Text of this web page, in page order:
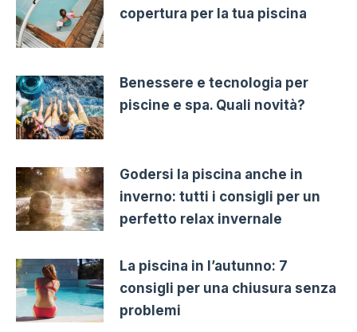
copertura per la tua piscina
Benessere e tecnologia per
piscine e spa. Quali novità?
Godersi la piscina anche in
inverno: tutti i consigli per un
perfetto relax invernale
La piscina in l’autunno: 7
consigli per una chiusura senza
problemi